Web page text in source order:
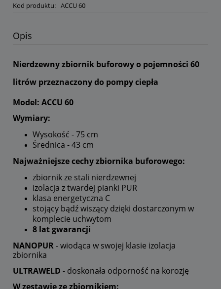
Kod produktu: ACCU 60
Opis
Nierdzewny zbiornik buforowy o pojemności 60
litrów przeznaczony do pompy ciepła
Model: ACCU 60
Wymiary:
Wysokość - 75 cm
Średnica - 43 cm
Najważniejsze cechy zbiornika buforowego:
zbiornik ze stali nierdzewnej
izolacja z twardej pianki PUR
klasa energetyczna C
stojący bądź wiszący dzięki dostarczonym w
komplecie uchwytom
8 lat gwarancji
NANOPUR- wiodąca w swojej klasie izolacja
zbiornika
ULTRAWELD - doskonała odporność na korozję
W zestawie ze zbiornikiem: